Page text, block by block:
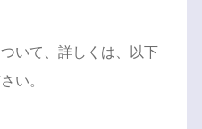
いて、詳しくは、以下
い。